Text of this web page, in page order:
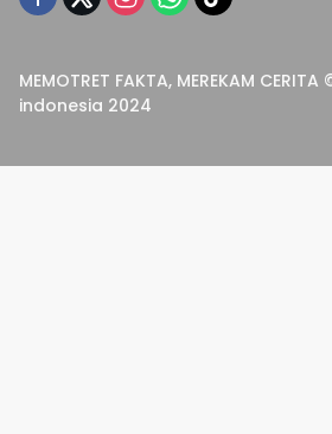
MEMOTRET FAKTA, MEREKAM
indonesia 2024